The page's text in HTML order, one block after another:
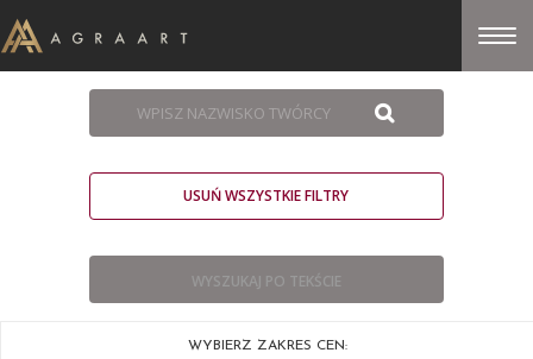
USUŃ WSZYSTKIE FILTRY
WYBIERZ ZAKRES CEN: